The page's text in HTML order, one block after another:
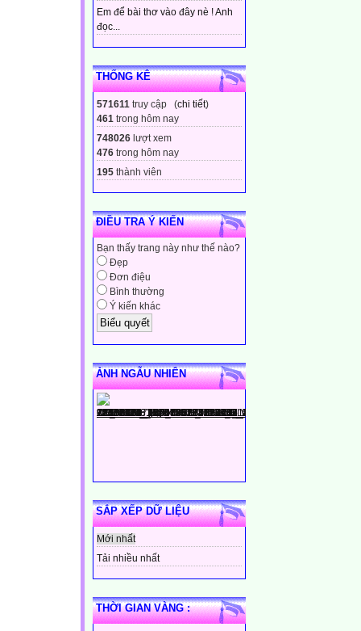
Em để bài thơ vào đây nè ! Anh
đọc...
THỐNG KÊ
571611 truy cập (chi tiết)
461 trong hôm nay
748026 lượt xem
476 trong hôm nay
195 thành viên
ĐIỀU TRA Ý KIẾN
Bạn thấy trang này như thế nào?
Đẹp
Đơn điệu
Bình thường
Ý kiến khác
ẢNH NGẪU NHIÊN
SẮP XẾP DỮ LIỆU
Mới nhất
Tải nhiều nhất
THỜI GIAN VÀNG :